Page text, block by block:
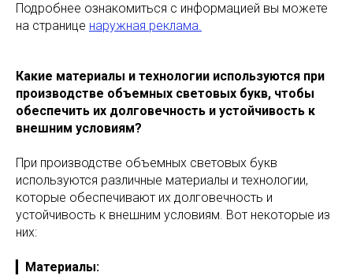
Подробнее ознакомиться с информацией вы можете
на странице наружная реклама.
Какие материалы и технологии используются при
производстве объемных световых букв, чтобы
обеспечить их долговечность и устойчивость к
внешним условиям?
При производстве объемных световых букв
используются различные материалы и технологии,
которые обеспечивают их долговечность и
устойчивость к внешним условиям. Вот некоторые из
них:
Материалы: